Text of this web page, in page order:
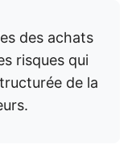
des achats
risques qui
de la